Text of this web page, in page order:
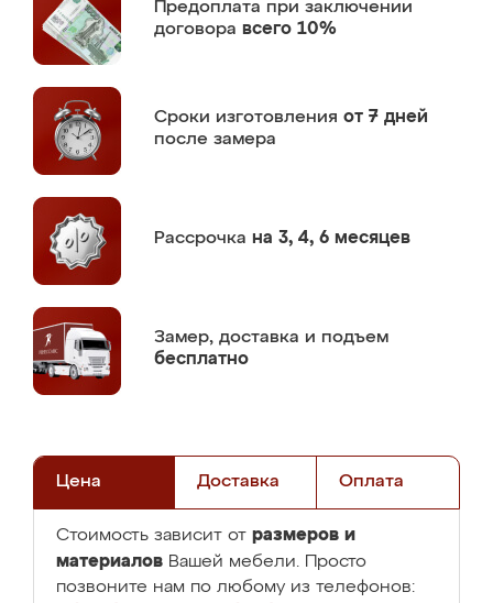
Предоплата при заключении
договора всего 10%
Сроки изготовления от 7 дней
после замера
Рассрочка на 3, 4, 6 месяцев
Замер, доставка и подъем
бесплатно
Цена Доставка Оплата
Стоимость зависит от размеров и
материалов Вашей мебели. Просто
позвоните нам по любому из телефонов: